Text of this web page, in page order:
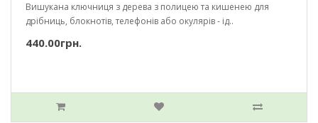
Вишукана ключниця з дерева з полицею та кишенею для
дрібниць, блокнотів, телефонів або окулярів - ід..
440.00грн.